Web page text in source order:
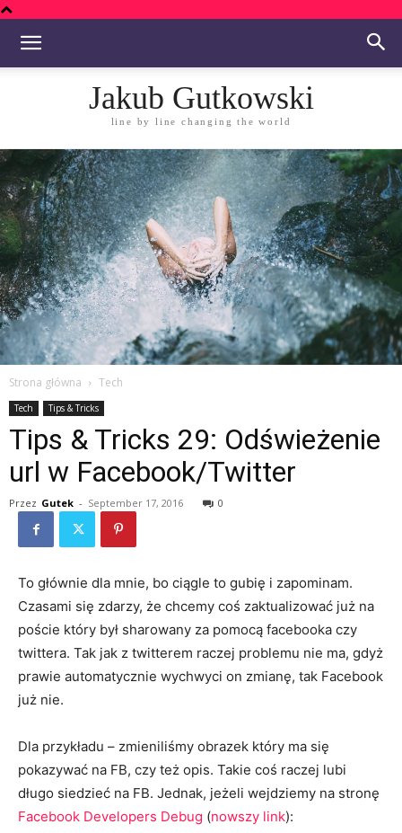
Jakub Gutkowski
line by line changing the world
Strona główna Tech
Tech Tips & Tricks
Tips & Tricks 29: Odświeżenie
url w Facebook/Twitter
Przez Gutek - September 17, 2016 0
To głównie dla mnie, bo ciągle to gubię i zapominam.
Czasami się zdarzy, że chcemy coś zaktualizować już na
poście który był sharowany za pomocą facebooka czy
twittera. Tak jak z twitterem raczej problemu nie ma, gdyż
prawie automatycznie wychwyci on zmianę, tak Facebook
już nie.
Dla przykładu – zmieniliśmy obrazek który ma się
pokazywać na FB, czy też opis. Takie coś raczej lubi
długo siedzieć na FB. Jednak, jeżeli wejdziemy na stronę
Facebook Developers Debug (nowszy link):